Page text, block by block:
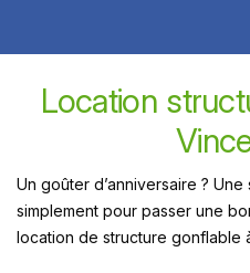
Location
Un goûter d’anniversaire ?
simplement pour passer une
location de structure gonflable